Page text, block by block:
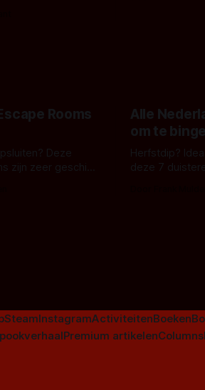
Rooms
Deze
zijn zeer geschikt
Alle
om te
Herfstdip?
deze 7
SteamInstagramActiviteitenBoeken
Premium artikelenColumns